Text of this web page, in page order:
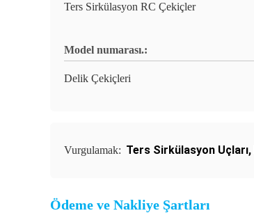
Ters Sirkülasyon RC Çekiçler
Model numarası.:
Delik Çekiçleri
Vurgulamak: Ters Sirkülasyon Uçları,
Ödeme ve Nakliye Şartları